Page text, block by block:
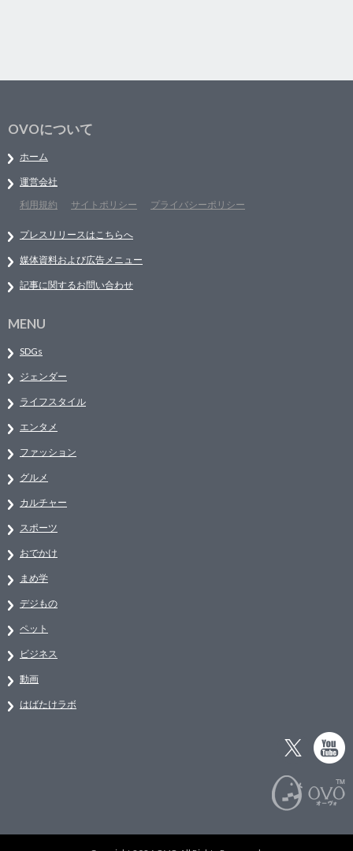
OVOについて
ホーム
運営会社
利用規約
サイトポリシー プライバシーポリシー
プレスリリースはこちらへ
媒体資料および広告メニュー
記事に関するお問い合わせ
MENU
SDGs
ジェンダー
ライフスタイル
エンタメ
ファッション
グルメ
カルチャー
スポーツ
おでかけ
まめ学
デジもの
ペット
ビジネス
動画
はばたけラボ